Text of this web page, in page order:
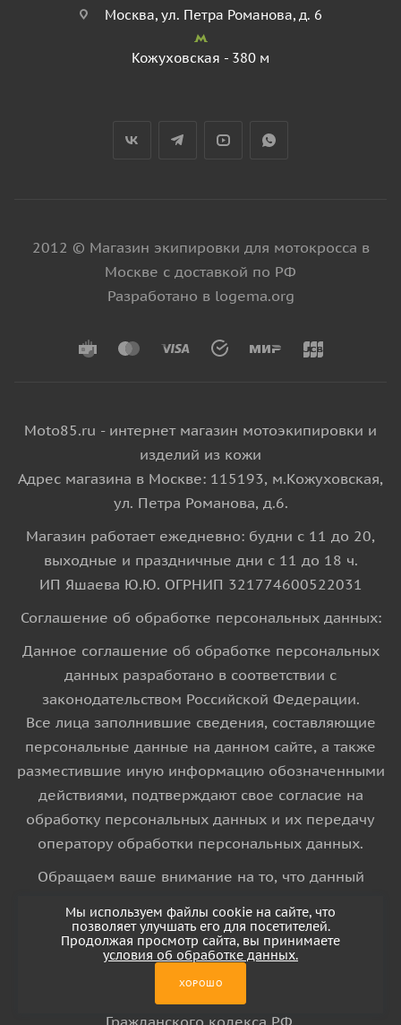
Москва, ул. Петра Романова, д. 6
Кожуховская - 380 м
2012 © Магазин экипировки для мотокросса в
Москве с доставкой по РФ
Разработано в logema.org
Moto85.ru - интернет магазин мотоэкипировки и
изделий из кожи
Адрес магазина в Москве: 115193, м.Кожуховская,
ул. Петра Романова, д.6.
Магазин работает ежедневно: будни с 11 до 20,
выходные и праздничные дни с 11 до 18 ч.
ИП Яшаева Ю.Ю. ОГРНИП 321774600522031
Соглашение об обработке персональных данных:
Данное соглашение об обработке персональных
данных разработано в соответствии с
законодательством Российской Федерации.
Все лица заполнившие сведения, составляющие
персональные данные на данном сайте, а также
разместившие иную информацию обозначенными
действиями, подтверждают свое согласие на
обработку персональных данных и их передачу
оператору обработки персональных данных.
Обращаем ваше внимание на то, что данный
информационный характер и ни при каких
условиях информационные материалы и цены,
Мы используем файлы cookie на сайте, что
позволяет улучшать его для посетителей.
Продолжая просмотр сайта, вы принимаете
условия об обработке данных.
ХОРОШО